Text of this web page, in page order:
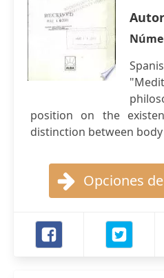
position on the
distinction between
Opciones